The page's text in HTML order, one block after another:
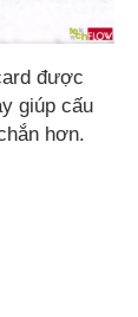
được
giúp cấu
hơn.